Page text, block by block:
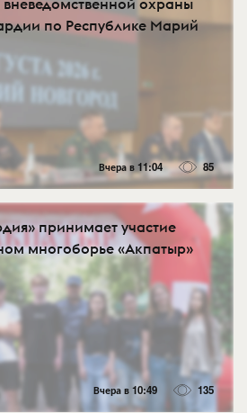
по Республике Марий
Вчера в 11:04 85
принимает участие
многоборье «Акпатыр»
Вчера в 10:49 135